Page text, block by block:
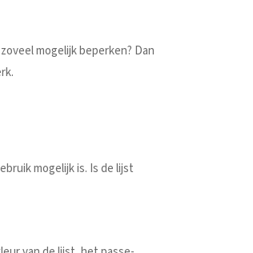
mogelijk beperken? Dan
mogelijk is. Is de lijst